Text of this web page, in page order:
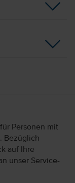
Personen mit
Bezüglich
auf Ihre
unser Service-